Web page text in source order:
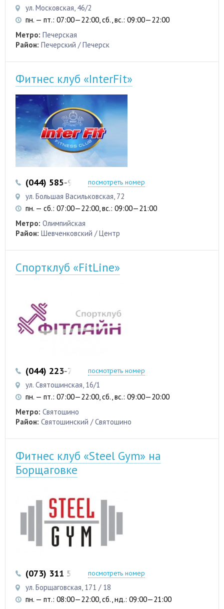
ул. Московская, 46/2
пн. — пт.: 07:00—22:00, сб., вс.: 09:00—22:00
Метро: Печерская
Район: Печерский / Печерск
Фитнес клуб «InterFit»
(044) 585-97-43посмотреть номер
ул. Большая Васильковская, 72
пн. — сб.: 07:00—22:00, вс.: 09:00—21:00
Метро: Олимпийская
Район: Шевченковский / Центр
Спортклуб «FitLine»
(044) 223-75-01посмотреть номер
ул. Святошинская, 16/1
пн. — пт.: 07:00—22:00, сб., вс.: 09:00—20:00
Метро: Святошино
Район: Святошинский / Святошино
Фитнес клуб «Steel Gym» на
Борщаговке
(073) 311 57 54 (097) 311 57 54
посмотреть номер
ул. Борщаговская, 171 / 18
пн. — пт.: 08:00—22:00, сб., нд.: 09:00—21:00